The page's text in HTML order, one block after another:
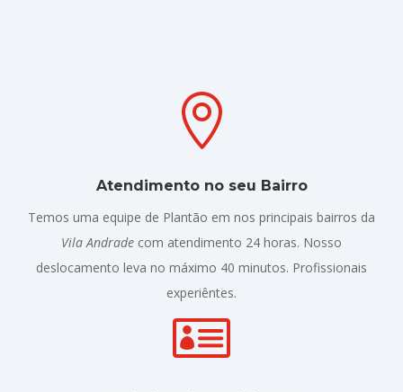

Atendimento no seu Bairro
Temos uma equipe de Plantão em nos principais bairros da
Vila Andrade com atendimento 24 horas. Nosso
deslocamento leva no máximo 40 minutos. Profissionais
experiêntes.
